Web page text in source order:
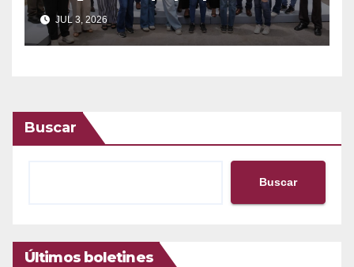
bandas de guerra
JUL 3, 2026
Buscar
Buscar
Últimos boletines